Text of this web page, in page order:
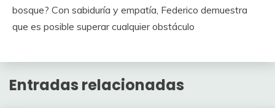
bosque? Con sabiduría y empatía, Federico demuestra
que es posible superar cualquier obstáculo
Entradas relacionadas